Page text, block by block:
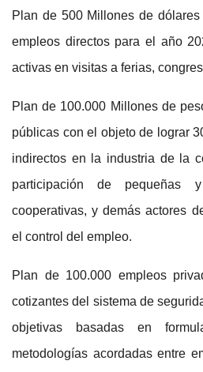
Plan de 500 Millones de
empleos directos para el año
activas en visitas a ferias,
Plan de 100.000 Millones de
públicas con el objeto de lograr
indirectos en la industria de la
participación de pequeñas
cooperativas, y demás actores
el control del empleo.
Plan de 100.000 empleos
cotizantes del sistema de
objetivas basadas en
metodologías acordadas entre